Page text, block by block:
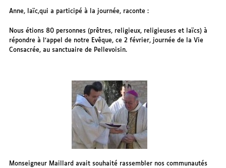
Anne, laïc,qui a participé à la journée, raconte :
Nous étions 80 personnes (prêtres, religieux, religieuses et laïcs) à
répondre à l’appel de notre Evêque, ce 2 février, journée de la Vie
Consacrée, au sanctuaire de Pellevoisin.
Monseigneur Maillard avait souhaité rassembler nos communautés